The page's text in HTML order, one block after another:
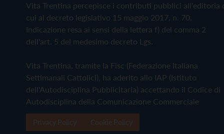
Vita Trentina percepisce i contributi pubblici all'editoria
cui al decreto legislativo 15 maggio 2017, n. 70.
Indicazione resa ai sensi della lettera f) del comma 2
dell'art. 5 del medesimo decreto Lgs.
Vita Trentina, tramite la Fisc (Federazione Italiana
Settimanali Cattolici), ha aderito allo IAP (Istituto
dell'Autodisciplina Pubblicitaria) accettando il Codice di
Autodisciplina della Comunicazione Commerciale